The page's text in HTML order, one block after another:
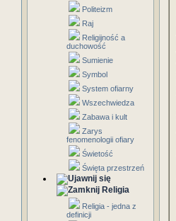
Politeizm
Raj
Religijność a
duchowość
Sumienie
Symbol
System ofiarny
Wszechwiedza
Zabawa i kult
Zarys
fenomenologii ofiary
Świetość
Święta przestrzeń
Religia
Religia - jedna z
definicji